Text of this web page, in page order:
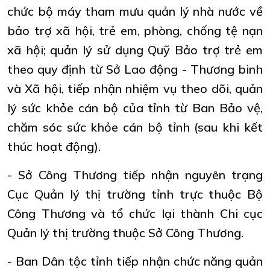
chức bộ máy tham mưu quản lý nhà nước về
bảo trợ xã hội, trẻ em, phòng, chống tệ nạn
xã hội; quản lý sử dụng Quỹ Bảo trợ trẻ em
theo quy định từ Sở Lao động - Thương binh
và Xã hội, tiếp nhận nhiệm vụ theo dõi, quản
lý sức khỏe cán bộ của tỉnh từ Ban Bảo vệ,
chăm sóc sức khỏe cán bộ tỉnh (sau khi kết
thúc hoạt động).
- Sở Công Thương tiếp nhận nguyên trạng
Cục Quản lý thị trường tỉnh trực thuộc Bộ
Công Thương và tổ chức lại thành Chi cục
Quản lý thị trường thuộc Sở Công Thương.
- Ban Dân tộc tỉnh tiếp nhận chức năng quản